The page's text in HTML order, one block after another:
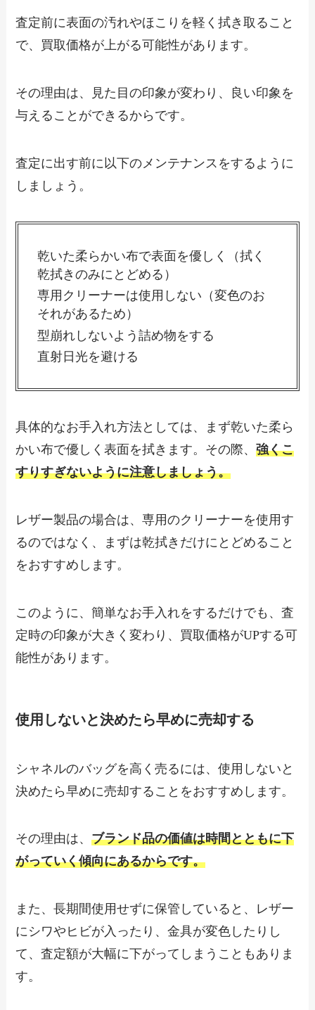
査定前に表面の汚れやほこりを軽く拭き取ること
で、買取価格が上がる可能性があります。
その理由は、見た目の印象が変わり、良い印象を
与えることができるからです。
査定に出す前に以下のメンテナンスをするように
しましょう。
乾いた柔らかい布で表面を優しく（拭く
乾拭きのみにとどめる）
専用クリーナーは使用しない（変色のお
それがあるため）
型崩れしないよう詰め物をする
直射日光を避ける
具体的なお手入れ方法としては、まず乾いた柔ら
かい布で優しく表面を拭きます。その際、強くこ
すりすぎないように注意しましょう。
レザー製品の場合は、専用のクリーナーを使用す
るのではなく、まずは乾拭きだけにとどめること
をおすすめします。
このように、簡単なお手入れをするだけでも、査
定時の印象が大きく変わり、買取価格がUPする可
能性があります。
使用しないと決めたら早めに売却する
シャネルのバッグを高く売るには、使用しないと
決めたら早めに売却することをおすすめします。
その理由は、ブランド品の価値は時間とともに下
がっていく傾向にあるからです。
また、長期間使用せずに保管していると、レザー
にシワやヒビが入ったり、金具が変色したりし
て、査定額が大幅に下がってしまうこともありま
す。